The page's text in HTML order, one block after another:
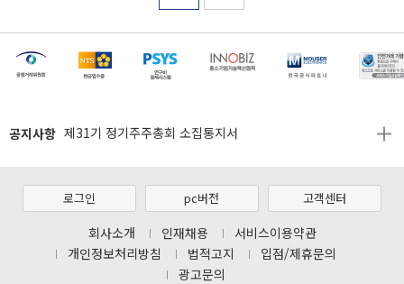
공지사항
[마일리지 적립 및 사용 정책 개편 안내]
[2026년 8월 신용카드 무이자 행사 안내]
[마일리지 적립 및 사용 정책 개편 안내]
제31기 정기주주총회 소집통지서
[마일리지 적립 및 사용 정책 개편 안내]
로그인 pc버전 고객센터
회사소개 인재채용
서비스이용약관
개인정보처리방침
법적고지
입점/제휴문의
광고문의